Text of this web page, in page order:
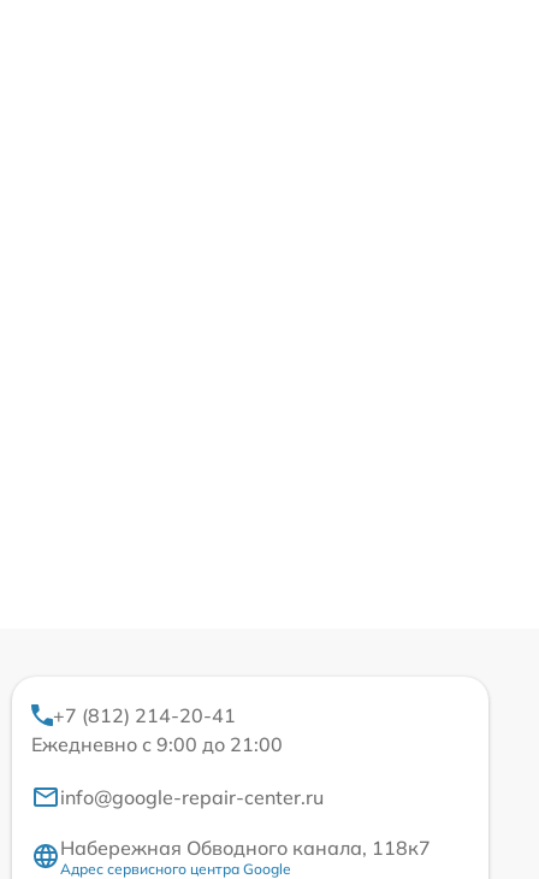
+7 (812) 214-20-41
Ежедневно с 9:00 до 21:00
info@google-repair-center.ru
Набережная Обводного канала, 118к7
Адрес сервисного центра Google